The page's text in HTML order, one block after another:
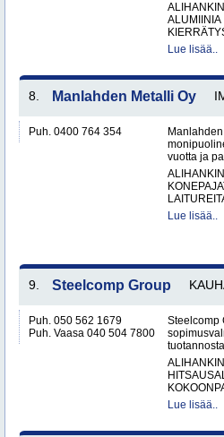
ALUMIINIA
Lue lisää..
8. Manlahden Metalli Oy
Puh. 0400 764 354
vuotta ja
Lue lisää..
9. Steelcomp Group
Puh. 050 562 1679
Puh. Vaasa 040 504 7800
Steelcomp
Lue lisää..